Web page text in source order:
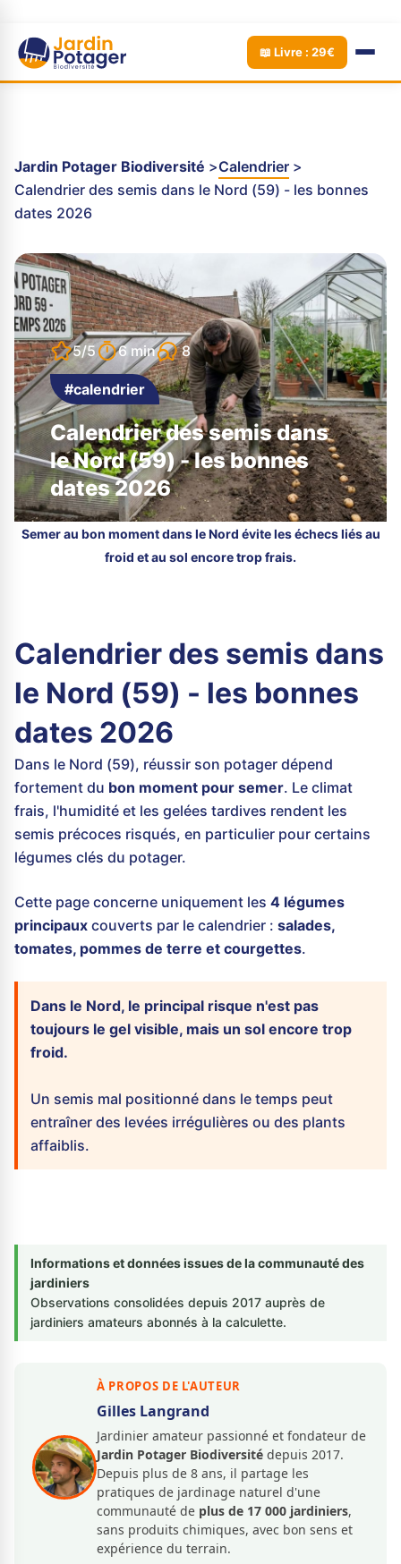
📖 Livre : 29€
Jardin Potager Biodiversité
Calendrier
Calendrier des semis dans le Nord (59) - les bonnes
dates 2026
5/5 6 min 8
#calendrier
Calendrier des semis dans
le Nord (59) - les bonnes
dates 2026
Semer au bon moment dans le Nord évite les échecs liés au
froid et au sol encore trop frais.
Calendrier des semis dans
le Nord (59) - les bonnes
dates 2026
Dans le Nord (59), réussir son potager dépend
fortement du bon moment pour semer. Le climat
frais, l'humidité et les gelées tardives rendent les
semis précoces risqués, en particulier pour certains
légumes clés du potager.
Cette page concerne uniquement les 4 légumes
principaux couverts par le calendrier : salades,
tomates, pommes de terre et courgettes.
Dans le Nord, le principal risque n'est pas
toujours le gel visible, mais un sol encore trop
froid.
Un semis mal positionné dans le temps peut
entraîner des levées irrégulières ou des plants
affaiblis.
Informations et données issues de la communauté des
jardiniers
Observations consolidées depuis 2017 auprès de
jardiniers amateurs abonnés à la calculette.
À PROPOS DE L'AUTEUR
Gilles Langrand
Jardinier amateur passionné et fondateur de
Jardin Potager Biodiversité depuis 2017.
Depuis plus de 8 ans, il partage les
pratiques de jardinage naturel d'une
communauté de plus de 17 000 jardiniers,
sans produits chimiques, avec bon sens et
expérience du terrain.